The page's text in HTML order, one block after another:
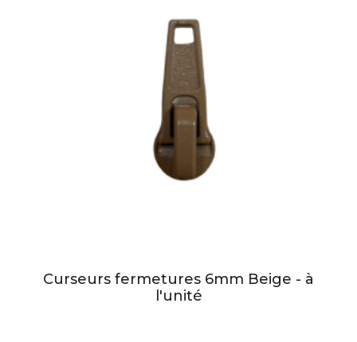
Curseurs fermetures 6mm Beige - à
l'unité